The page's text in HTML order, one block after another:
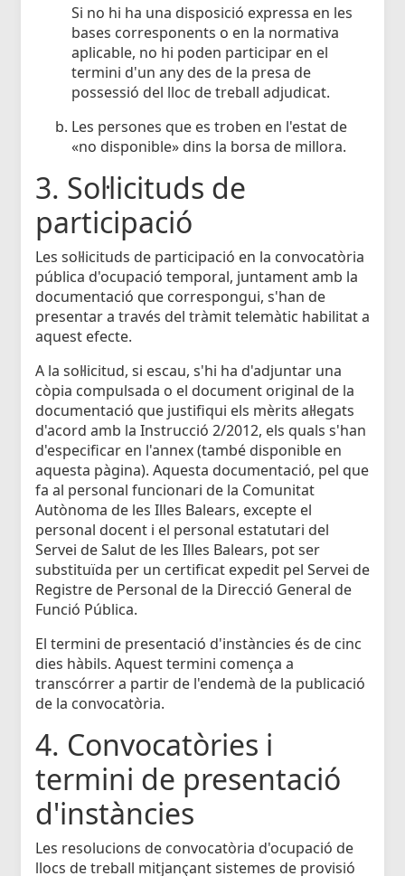
Si no hi ha una disposició expressa en les
bases corresponents o en la normativa
aplicable, no hi poden participar en el
termini d'un any des de la presa de
possessió del lloc de treball adjudicat.
Les persones que es troben en l'estat de
«no disponible» dins la borsa de millora.
3. Sol·licituds de
participació
Les sol·licituds de participació en la convocatòria
pública d'ocupació temporal, juntament amb la
documentació que correspongui, s'han de
presentar a través del tràmit telemàtic habilitat a
aquest efecte.
A la sol·licitud, si escau, s'hi ha d'adjuntar una
còpia compulsada o el document original de la
documentació que justifiqui els mèrits al·legats
d'acord amb la Instrucció 2/2012, els quals s'han
d'especificar en l'annex (també disponible en
aquesta pàgina). Aquesta documentació, pel que
fa al personal funcionari de la Comunitat
Autònoma de les Illes Balears, excepte el
personal docent i el personal estatutari del
Servei de Salut de les Illes Balears, pot ser
substituïda per un certificat expedit pel Servei de
Registre de Personal de la Direcció General de
Funció Pública.
El termini de presentació d'instàncies és de cinc
dies hàbils. Aquest termini comença a
transcórrer a partir de l'endemà de la publicació
de la convocatòria.
4. Convocatòries i
termini de presentació
d'instàncies
Les resolucions de convocatòria d'ocupació de
llocs de treball mitjançant sistemes de provisió